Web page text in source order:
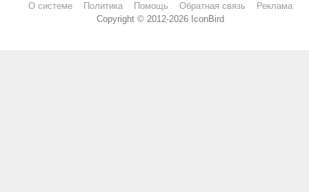
О системе Политика Помощь Обратная связь
Реклама
Copyright © 2012-2026 IconBird